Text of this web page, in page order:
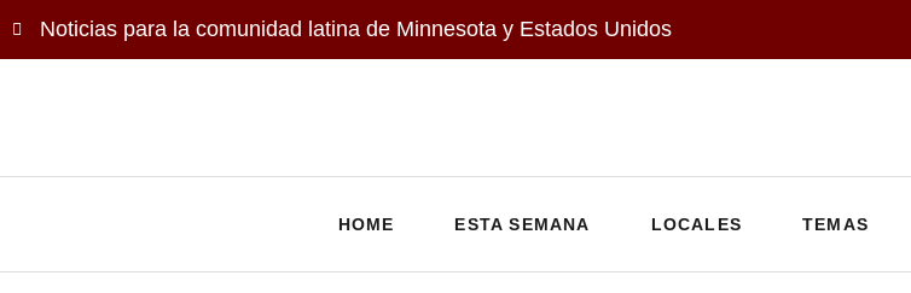
Noticias para la comunidad latina de Minnesota y Estados Unidos
HOME ESTA SEMANA LOCALES TEMAS